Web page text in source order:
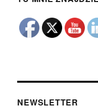
NEWSLETTER